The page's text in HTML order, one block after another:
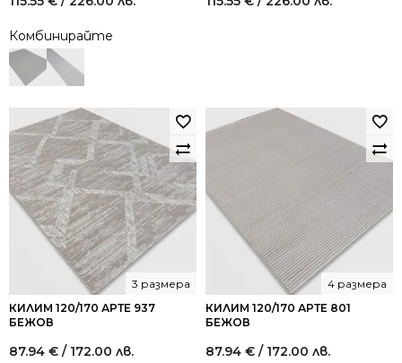
Комбинирайте
КИЛИМ 120/170 АРТЕ 937
БЕЖОВ
3 размера
87.94 € / 172.00 лв.
КИЛИМ 120/170 АРТЕ 801
БЕЖОВ
4 размера
87.94 € / 172.00 лв.